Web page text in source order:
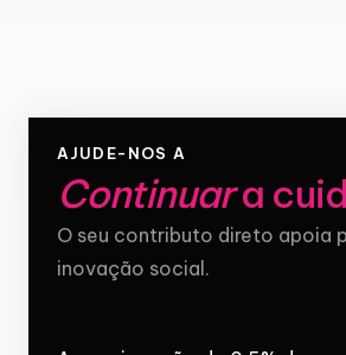
AJUDE-NOS A
Continuara
O seu contributo direto apoia
inovação social.